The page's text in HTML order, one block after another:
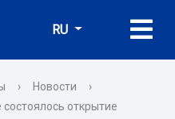
RU
› Новости
›
открытие